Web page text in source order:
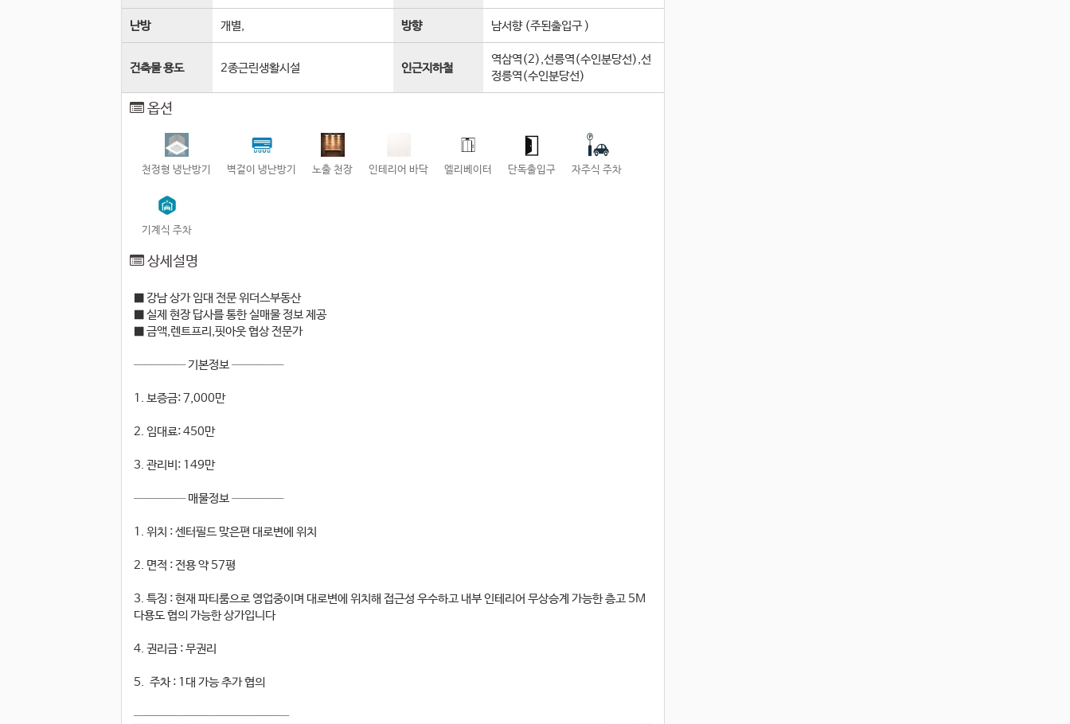
난방 개별, 방향 남서향 (주된출입구 )
건축물 용도 2종근린생활시설 인근지하철
역삼역(2),선릉역(수인분당선),선
정릉역(수인분당선)
옵션
천정형 냉난방기 벽걸이 냉난방기 노출 천장 인테리어 바닥 엘리베이터 단독출입구 자주식 주차
기계식 주차
상세설명
■ 강남 상가 임대 전문 위더스부동산
■ 실제 현장 답사를 통한 실매물 정보 제공
■ 금액,렌트프리,핏아웃 협상 전문가
───── 기본정보 ─────
1. 보증금: 7,000만
2. 임대료: 450만
3. 관리비: 149만
───── 매물정보 ─────
1. 위치 : 센터필드 맞은편 대로변에 위치
2. 면적 : 전용 약 57평
3. 특징 : 현재 파티룸으로 영업중이며 대로변에 위치해 접근성 우수하고 내부 인테리어 무상승계 가능한 층고 5M
다용도 협의 가능한 상가입니다
4. 권리금 : 무권리
5. 주차 : 1대 가능 추가 협의
───────────────